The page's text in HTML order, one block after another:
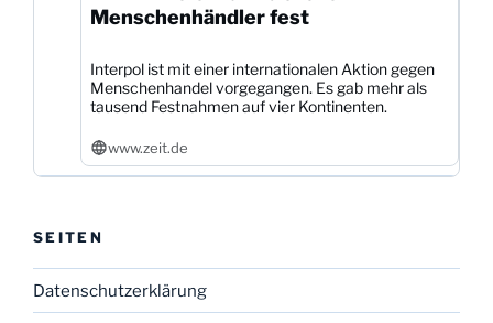
Menschenhändler fest
Interpol ist mit einer internationalen Aktion gegen
Menschenhandel vorgegangen. Es gab mehr als
tausend Festnahmen auf vier Kontinenten.
www.zeit.de
SEITEN
Datenschutzerklärung